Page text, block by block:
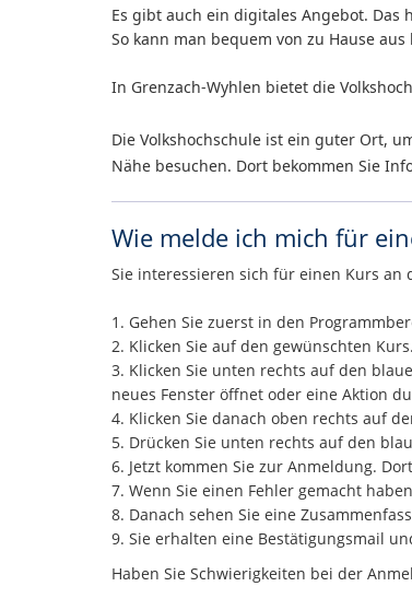
Es gibt auch ein digitales Angebot.
So kann man bequem von zu Hause aus
In Grenzach-Wyhlen bietet die
Die Volkshochschule ist ein guter Ort,
Nähe besuchen. Dort bekommen Sie
Wie melde ich mich für
Sie interessieren sich für einen Kurs an
1. Gehen Sie zuerst in den
2. Klicken Sie auf den gewünschten Kurs.
3. Klicken Sie unten rechts auf den
neues Fenster öffnet oder eine Aktion
4. Klicken Sie danach oben rechts auf
5. Drücken Sie unten rechts auf den
6. Jetzt kommen Sie zur Anmeldung.
7. Wenn Sie einen Fehler gemacht
8. Danach sehen Sie eine
9. Sie erhalten eine Bestätigungsmail
Haben Sie Schwierigkeiten bei der